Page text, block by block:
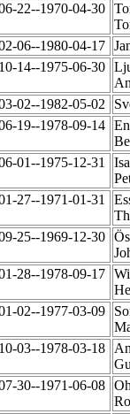
22--1970-04-30
06--1980-04-17
14--1975-06-30
02--1982-05-02
19--1978-09-14
01--1975-12-31
27--1971-01-31
25--1969-12-30
28--1978-09-17
02--1977-03-09
03--1978-03-18
30--1971-06-08